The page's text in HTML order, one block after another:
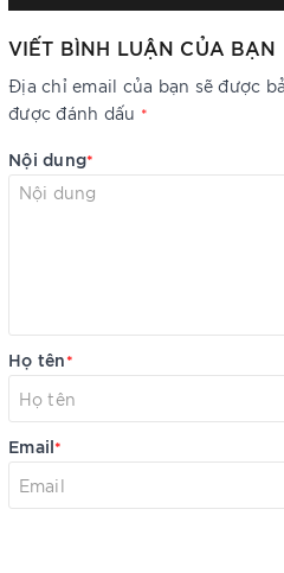
VIẾT BÌNH LUẬN CỦA BẠN
Địa chỉ email của bạn sẽ được
được đánh dấu *
Nội dung*
Họ tên*
Email*